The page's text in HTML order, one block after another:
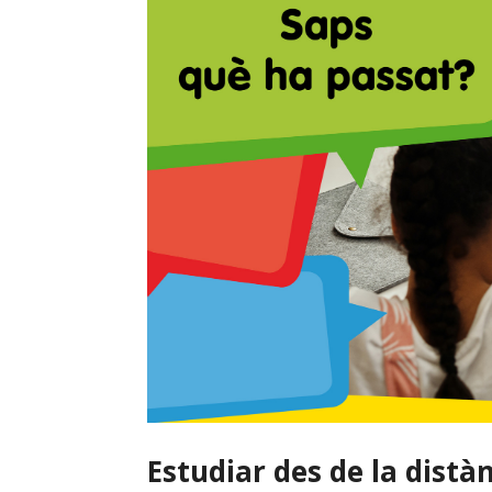
Estudiar des de la